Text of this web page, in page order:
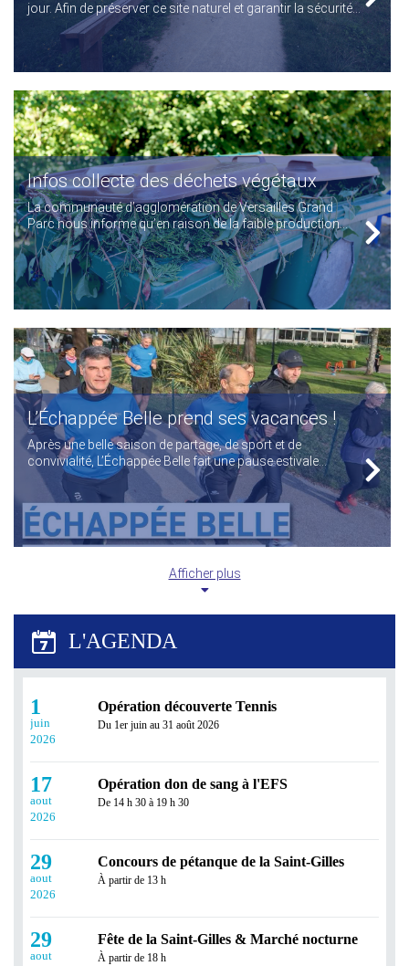
jour. Afin de préserver ce site naturel et garantir la sécurité...
Infos collecte des déchets végétaux
La communauté d’agglomération de Versailles Grand
Parc nous informe qu’en raison de la faible production...
L’Échappée Belle prend ses vacances !
Après une belle saison de partage, de sport et de
convivialité, L’Échappée Belle fait une pause estivale...
Révisez tout l'été avec Réussir en Ligne !
Profitez des vacances pour consolider vos
connaissances ou prendre de l'avance grâce à Réussir en
Ligne...
Prêt à décrocher votre BAFA ? Les
inscriptions sont ouvertes !
Vous avez effectué votre stage pratique BAFA (Brevet
d’Aptitude aux Fonctions d’Animateur) ?...
Afficher plus
1
juin
2026
Opération découverte Tennis
Du 1er juin au 31 août 2026
17
aout
2026
Opération don de sang à l'EFS
De 14 h 30 à 19 h 30
29
aout
2026
Concours de pétanque de la Saint-Gilles
À partir de 13 h
29
aout
Fête de la Saint-Gilles & Marché nocturne
À partir de 18 h